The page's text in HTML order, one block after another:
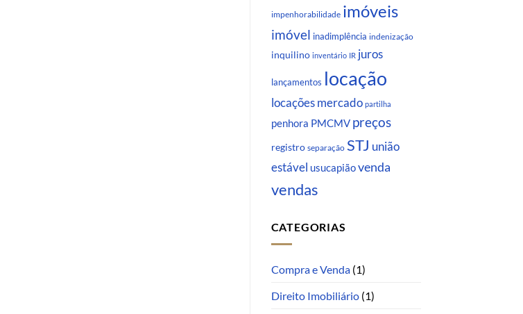
impenhorabilidade imóveis
imóvel inadimplência indenização
inquilino inventário IR juros
lançamentos locação
locações mercado partilha
penhora PMCMV preços
registro separação STJ união
estável usucapiãovenda
vendas
CATEGORIAS
Compra e Venda(1)
Direito Imobiliário(1)